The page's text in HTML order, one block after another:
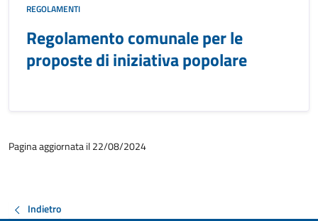
REGOLAMENTI
Regolamento comunale per le
proposte di iniziativa popolare
Pagina aggiornata il 22/08/2024
Indietro